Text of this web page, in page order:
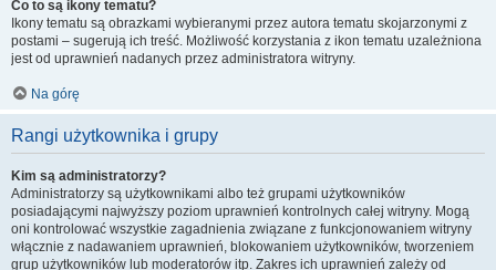
Co to są ikony tematu?
Ikony tematu są obrazkami wybieranymi przez autora tematu skojarzonymi z
postami – sugerują ich treść. Możliwość korzystania z ikon tematu uzależniona
jest od uprawnień nadanych przez administratora witryny.
Na górę
Rangi użytkownika i grupy
Kim są administratorzy?
Administratorzy są użytkownikami albo też grupami użytkowników
posiadającymi najwyższy poziom uprawnień kontrolnych całej witryny. Mogą
oni kontrolować wszystkie zagadnienia związane z funkcjonowaniem witryny
włącznie z nadawaniem uprawnień, blokowaniem użytkowników, tworzeniem
grup użytkowników lub moderatorów itp. Zakres ich uprawnień zależy od